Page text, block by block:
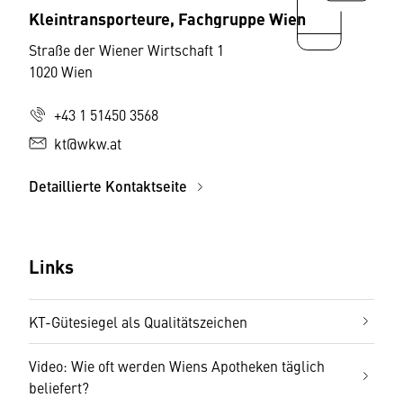
Kleintransporteure, Fachgruppe Wien
Straße der Wiener Wirtschaft 1
1020 Wien
+43 1 51450 3568
kt@wkw.at
Detaillierte Kontaktseite
Links
KT-Gütesiegel als Qualitätszeichen
Video: Wie oft werden Wiens Apotheken täglich
beliefert?